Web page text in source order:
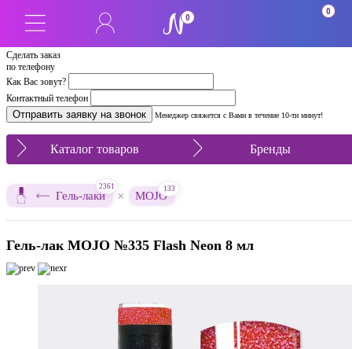
Сделать заказ
по телефону
Как Вас зовут?
Контактный телефон
Менеджер свяжется с Вами в течение 10-ти минут!
0
0
Каталог товаров Бренды
Гель-лаки
2361
× MOJO
133
Гель-лак MOJO №335 Flash Neon 8 мл